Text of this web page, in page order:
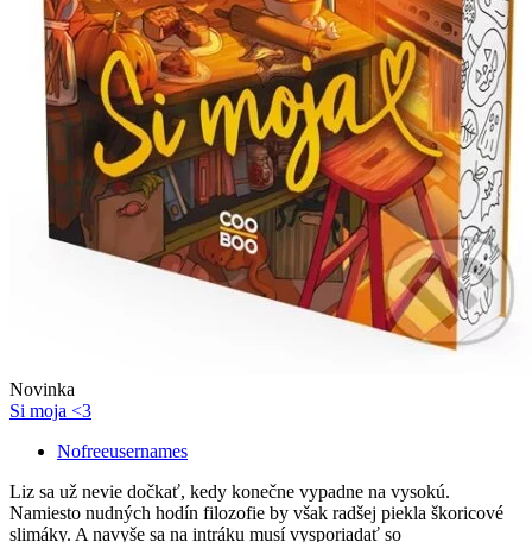
Novinka
Si moja <3
Nofreeusernames
Liz sa už nevie dočkať, kedy konečne vypadne na vysokú.
Namiesto nudných hodín filozofie by však radšej piekla škoricové
slimáky. A navyše sa na intráku musí vysporiadať so